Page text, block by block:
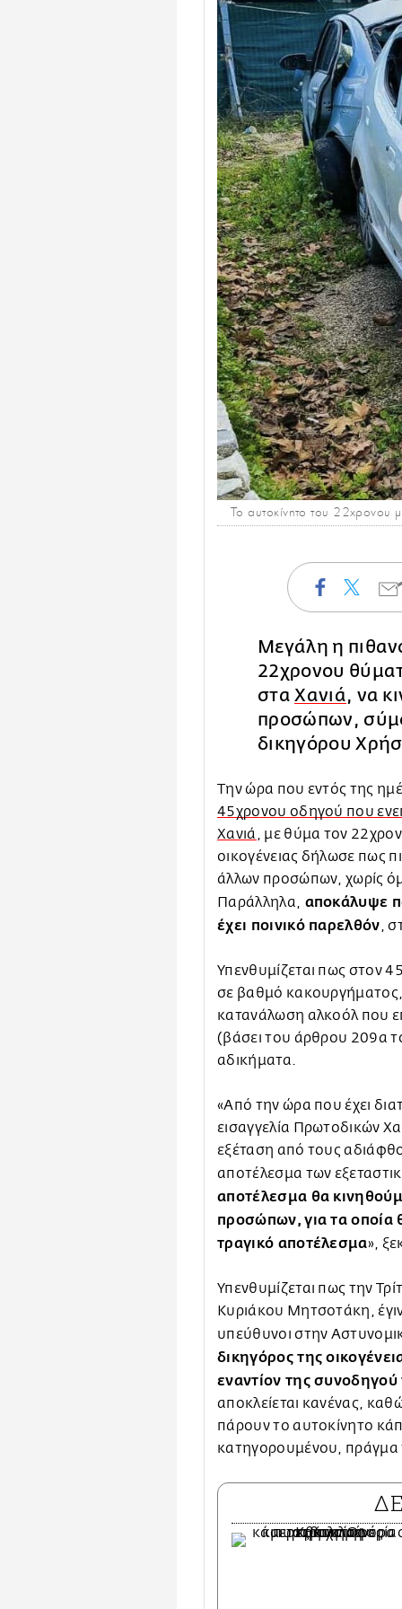
Το αυτοκίνητο του 22χρονου
Μεγάλη η
22χρονου
στα Χανιά, να
προσώπων,
δικηγόρου
Την ώρα που εντός της
45χρονου οδηγού που
Χανιά , με θύμα τον
οικογένειας δήλωσε πως
άλλων προσώπων, χωρίς
Παράλληλα,
αποκάλυψε
έχει ποινικό παρελθόν ,
Υπενθυμίζεται πως στον
σε βαθμό κακουργήματος,
κατανάλωση αλκοόλ που
(βάσει του άρθρου 209α
αδικήματα.
«Από την ώρα που έχει
εισαγγελία Πρωτοδικών
εξέταση από τους
αποτέλεσμα των
αποτέλεσμα θα
προσώπων, για τα οποία
τραγικό αποτέλεσμα»,
Υπενθυμίζεται πως την
Κυριάκου Μητσοτάκη,
υπεύθυνοι στην
δικηγόρος της
εναντίον της συνοδηγού
αποκλείεται κανένας,
πάρουν το αυτοκίνητο
κατηγορουμένου, πράγμα